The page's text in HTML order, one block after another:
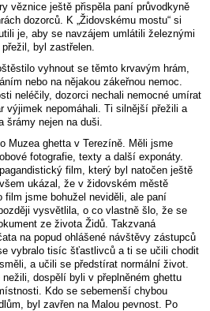
věznice ještě přispěla paní průvodkyně
dozorců. K „Židovskému mostu“ si
je, aby se navzájem umlátili železnými
byl zastřelen.
vyhnout se těmto krvavým hrám,
nebo na nějakou zákeřnou nemoc.
neléčily, dozorci nechali nemocné umírat
výjimek nepomáhali. Ti silnější přežili a
šrámy nejen na duši.
Muzea ghetta v Terezíně. Měli jsme
fotografie, texty a další exponáty.
film, který byl natočen ještě
ukázal, že v židovském městě
film jsme bohužel neviděli, ale paní
vysvětlila, o co vlastně šlo, že se
ze života Židů. Takzvaná
na popud ohlášené návštěvy zástupců
vybralo tisíc šťastlivců a ti se učili chodit
a učili se předstírat normální život.
dospělí byli v přeplněném ghettu
Kdo se sebemenší chybou
byl zavřen na Malou pevnost. Po